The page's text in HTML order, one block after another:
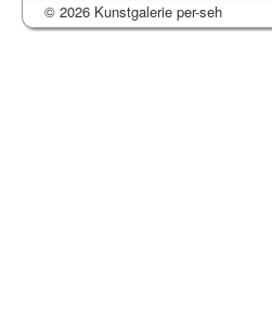
© 2026 Kunstgalerie per-seh